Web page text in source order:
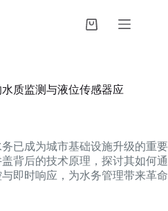
购
质监测与液位传感器应
已成为城市基础设施升级的重要
背后的技术原理，探讨其如何通
即时响应，为水务管理带来革命